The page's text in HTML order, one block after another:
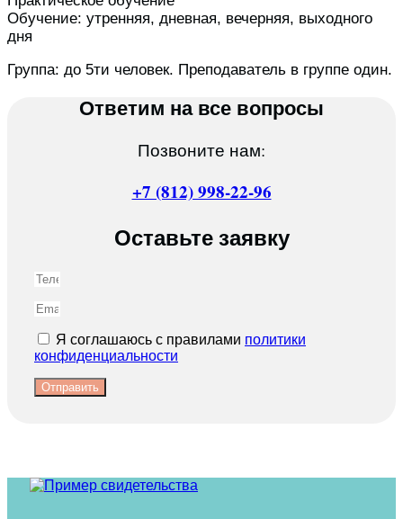
Обучение: утренняя, дневная, вечерняя, выходного
дня
Группа: до 5ти человек. Преподаватель в группе один.
Ответим на все вопросы
Позвоните нам:
+7 (812) 998-22-96
Оставьте заявку
Я соглашаюсь с правилами политики
конфиденциальности
Отправить